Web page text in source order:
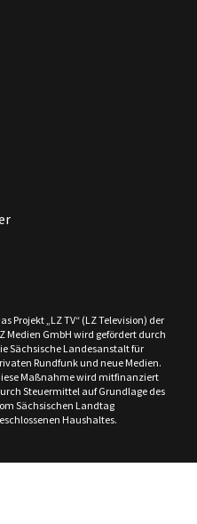
Projekt „LZ TV“ (LZ Television) der
Medien GmbH wird gefördert durch
Sächsische Landesanstalt für
Rundfunk und neue Medien.
Maßnahme wird mitfinanziert
Steuermittel auf Grundlage des
Sächsischen Landtag
Haushaltes.